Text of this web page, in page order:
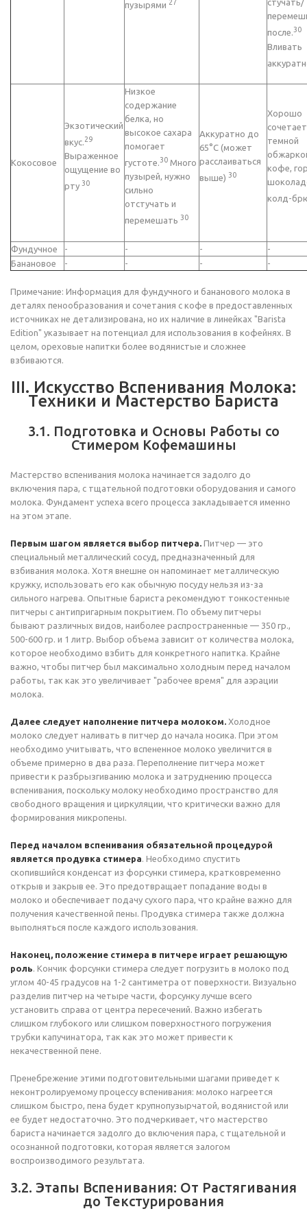
пузырями 27
стучать/
после.30
Вливать
Кокосовое
Экзотический
вкус.29
Выраженное
ощущение во
рту 30
Низкое
содержание
белка, но
высокое сахара
помогает
густоте.30 Много
пузырей, нужно
сильно
отстучать и
перемешать 30
Аккуратно до
65°C (может
расслаиваться
выше) 30
Хорошо
темной
кофе,
колд-
Фундучное - - -
-
Банановое
- - - -
Примечание: Информация для фундучного и бананового молока в
деталях пенообразования и сочетания с кофе в предоставленных
источниках не детализирована, но их наличие в линейках "Barista
Edition" указывает на потенциал для использования в кофейнях. В
целом, ореховые напитки более водянистые и сложнее
взбиваются.
III. Искусство Вспенивания Молока:
Техники и Мастерство Бариста
3.1. Подготовка и Основы Работы со
Стимером Кофемашины
Мастерство вспенивания молока начинается задолго до
включения пара, с тщательной подготовки оборудования и самого
молока. Фундамент успеха всего процесса закладывается именно
на этом этапе.
Первым шагом является выбор питчера. Питчер — это
специальный металлический сосуд, предназначенный для
взбивания молока. Хотя внешне он напоминает металлическую
кружку, использовать его как обычную посуду нельзя из-за
сильного нагрева. Опытные бариста рекомендуют тонкостенные
питчеры с антипригарным покрытием. По объему питчеры
бывают различных видов, наиболее распространенные — 350 гр.,
500-600 гр. и 1 литр. Выбор объема зависит от количества молока,
которое необходимо взбить для конкретного напитка. Крайне
важно, чтобы питчер был максимально холодным перед началом
работы, так как это увеличивает "рабочее время" для аэрации
молока.
Далее следует наполнение питчера молоком. Холодное
молоко следует наливать в питчер до начала носика. При этом
необходимо учитывать, что вспененное молоко увеличится в
объеме примерно в два раза. Переполнение питчера может
привести к разбрызгиванию молока и затруднению процесса
вспенивания, поскольку молоку необходимо пространство для
свободного вращения и циркуляции, что критически важно для
формирования микропены.
Перед началом вспенивания обязательной процедурой
является продувка стимера . Необходимо спустить
скопившийся конденсат из форсунки стимера, кратковременно
открыв и закрыв ее. Это предотвращает попадание воды в
молоко и обеспечивает подачу сухого пара, что крайне важно для
получения качественной пены. Продувка стимера также должна
выполняться после каждого использования.
Наконец, положение стимера в питчере играет решающую
роль . Кончик форсунки стимера следует погрузить в молоко под
углом 40-45 градусов на 1-2 сантиметра от поверхности. Визуально
разделив питчер на четыре части, форсунку лучше всего
установить справа от центра пересечений. Важно избегать
слишком глубокого или слишком поверхностного погружения
трубки капучинатора, так как это может привести к
некачественной пене.
Пренебрежение этими подготовительными шагами приведет к
неконтролируемому процессу вспенивания: молоко нагреется
слишком быстро, пена будет крупнопузырчатой, водянистой или
ее будет недостаточно. Это подчеркивает, что мастерство
бариста начинается задолго до включения пара, с тщательной и
осознанной подготовки, которая является залогом
воспроизводимого результата.
3.2. Этапы Вспенивания: От Растягивания
до Текстурирования